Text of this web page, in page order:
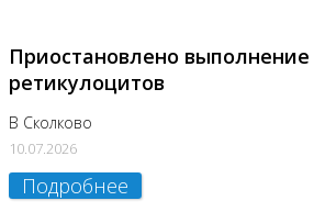
Приостановлено
ретикулоцитов
В Сколково
10.07.2026
Подробнее